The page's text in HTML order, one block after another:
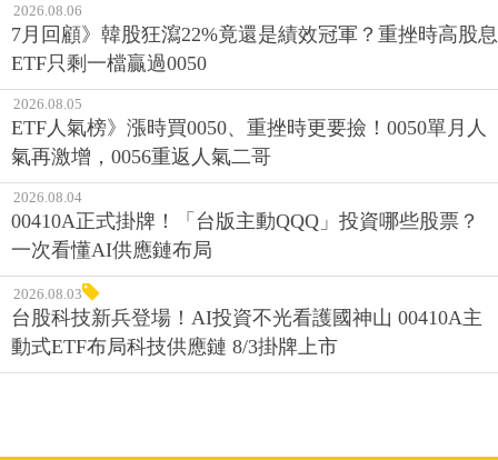
2026.08.06
7月回顧》韓股狂瀉22%竟還是績效冠軍？重挫時高股息
ETF只剩一檔贏過0050
2026.08.05
ETF人氣榜》漲時買0050、重挫時更要撿！0050單月人
氣再激增，0056重返人氣二哥
2026.08.04
00410A正式掛牌！「台版主動QQQ」投資哪些股票？
一次看懂AI供應鏈布局
2026.08.03
台股科技新兵登場！AI投資不光看護國神山 00410A主
動式ETF布局科技供應鏈 8/3掛牌上市